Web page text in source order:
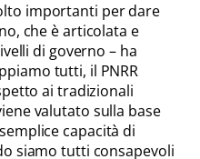
importanti per dare
che è articolata e
di governo – ha
tutti, il PNRR
ai tradizionali
valutato sulla base
capacità di
siamo tutti consapevoli